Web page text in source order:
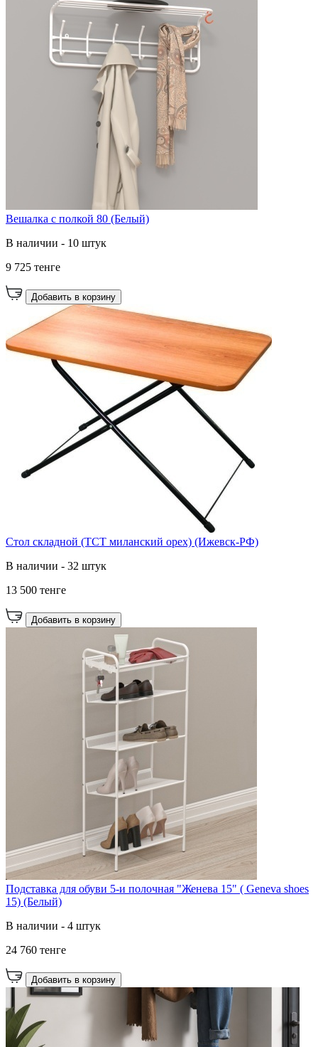
Вешалка с полкой 80 (Белый)
В наличии - 10 штук
9 725 тенге
Добавить в корзину
Стол складной (ТСТ миланский орех) (Ижевск-РФ)
В наличии - 32 штук
13 500 тенге
Добавить в корзину
Подставка для обуви 5-и полочная "Женева 15" ( Geneva shoes
15) (Белый)
В наличии - 4 штук
24 760 тенге
Добавить в корзину